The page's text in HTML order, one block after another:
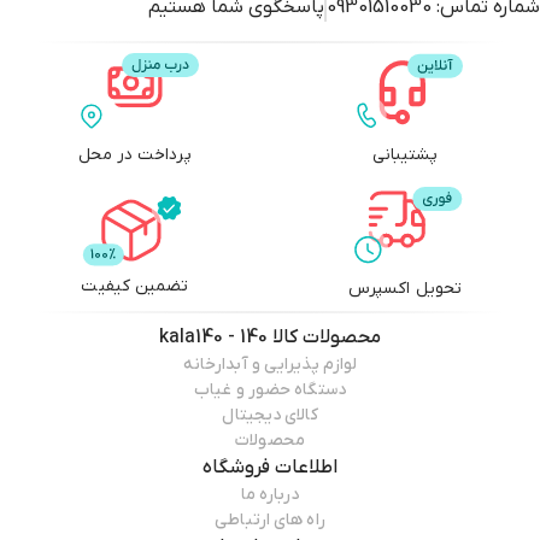
شماره تماس: 09301510030 پاسخگوی شما هستیم
پشتیبانی پرداخت در محل
تحویل اکسپرس تضمین کیفیت
محصولاتکالا 140 - kala140
لوازم پذیرایی و آبدارخانه
دستگاه حضور و غیاب
کالای دیجیتال
محصولات
اطلاعات فروشگاه
درباره ما
راه های ارتباطی